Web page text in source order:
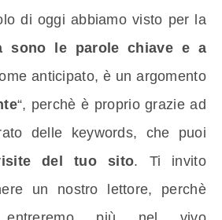
di oggi abbiamo visto per la
sono le parole chiave e a
anticipato, è un argomento
“, perchè è proprio grazie ad
delle keywords, che puoi
del tuo sito. Ti invito
un nostro lettore, perchè